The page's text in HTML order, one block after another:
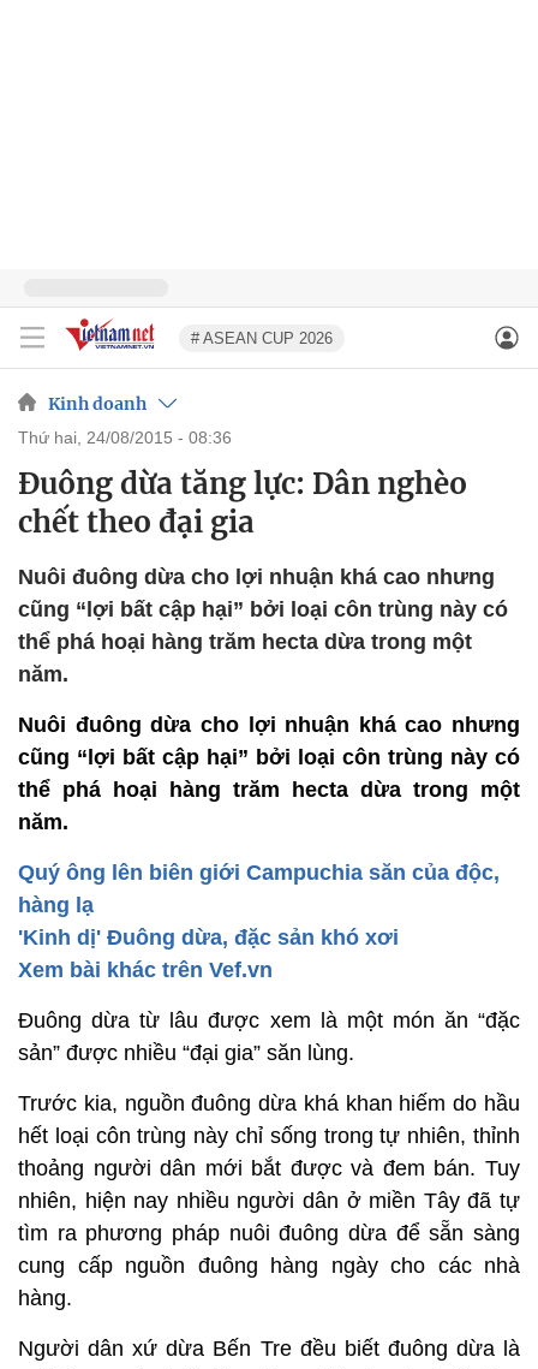
# ASEAN CUP 2026
Kinh doanh
thứ hai, 24/08/2015 - 08:36
Đuông dừa tăng lực: Dân nghèo
chết theo đại gia
Nuôi đuông dừa cho lợi nhuận khá cao nhưng
cũng “lợi bất cập hại” bởi loại côn trùng này có
thể phá hoại hàng trăm hecta dừa trong một
năm.
Nuôi đuông dừa cho lợi nhuận khá cao nhưng
cũng “lợi bất cập hại” bởi loại côn trùng này có
thể phá hoại hàng trăm hecta dừa trong một
năm.
Quý ông lên biên giới Campuchia săn của độc,
hàng lạ
'Kinh dị' Đuông dừa, đặc sản khó xơi
Xem bài khác trên Vef.vn
Đuông dừa từ lâu được xem là một món ăn “đặc
sản” được nhiều “đại gia” săn lùng.
Trước kia, nguồn đuông dừa khá khan hiếm do hầu
hết loại côn trùng này chỉ sống trong tự nhiên, thỉnh
thoảng người dân mới bắt được và đem bán. Tuy
nhiên, hiện nay nhiều người dân ở miền Tây đã tự
tìm ra phương pháp nuôi đuông dừa để sẵn sàng
cung cấp nguồn đuông hàng ngày cho các nhà
hàng.
Người dân xứ dừa Bến Tre đều biết đuông dừa là